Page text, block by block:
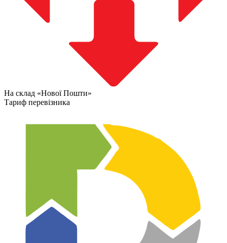
На склад «Нової Пошти»
Тариф перевізника